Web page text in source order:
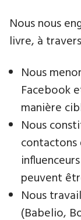
Nous nous
livre​, à
Nous
Facebook
manière
Nous
peuvent
Nous
(Babelio,